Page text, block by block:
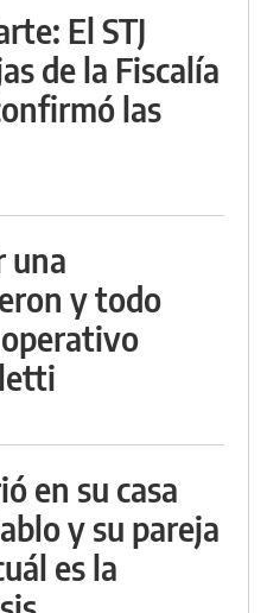
El STJ
de la Fiscalía
las
una
y todo
en su casa
y su pareja
es la